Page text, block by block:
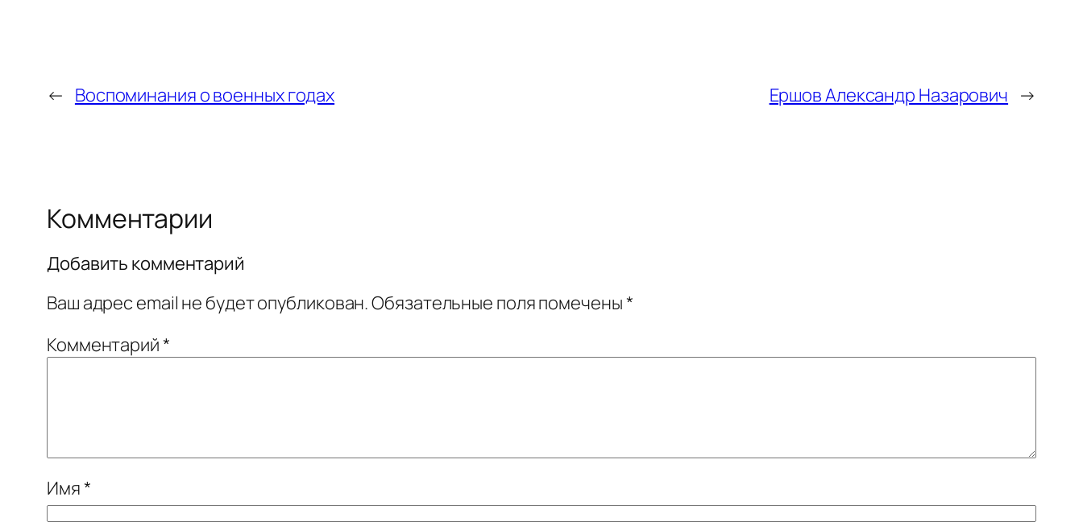
← Воспоминания о военных годах Ершов Александр Назарович →
Комментарии
Добавить комментарий
Ваш адрес email не будет опубликован.Обязательные поля помечены*
Комментарий*
Имя*